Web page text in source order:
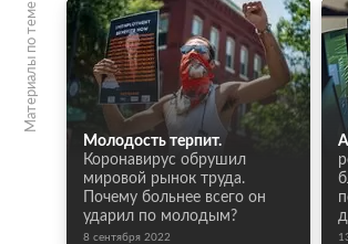
Материалы по теме
Молодость терпит.
Коронавирус обрушил
мировой рынок труда.
Почему больнее всего он
ударил по молодым?
8 сентября 2022